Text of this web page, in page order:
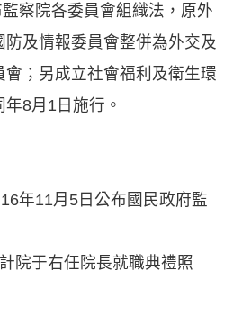
察院各委員會組織法，原外
及情報委員會整併為外交及
成立社會福利及衛生環
8月1日施行。
年11月5日公布國民政府監
院于右任院長就職典禮照